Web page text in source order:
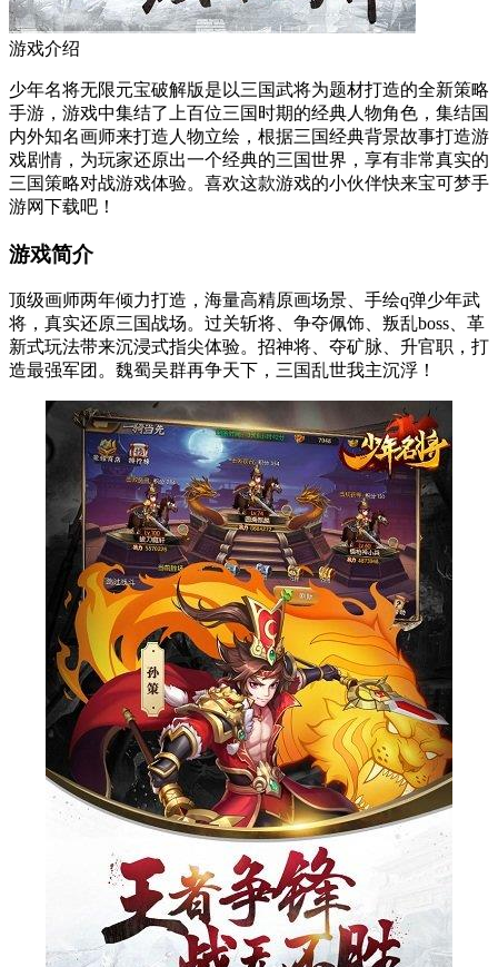
游戏介绍
少年名将无限元宝破解版是以三国武将为题材打造的全新策略
手游，游戏中集结了上百位三国时期的经典人物角色，集结国
内外知名画师来打造人物立绘，根据三国经典背景故事打造游
戏剧情，为玩家还原出一个经典的三国世界，享有非常真实的
三国策略对战游戏体验。喜欢这款游戏的小伙伴快来宝可梦手
游网下载吧！
游戏简介
顶级画师两年倾力打造，海量高精原画场景、手绘q弹少年武
将，真实还原三国战场。过关斩将、争夺佩饰、叛乱boss、革
新式玩法带来沉浸式指尖体验。招神将、夺矿脉、升官职，打
造最强军团。魏蜀吴群再争天下，三国乱世我主沉浮！